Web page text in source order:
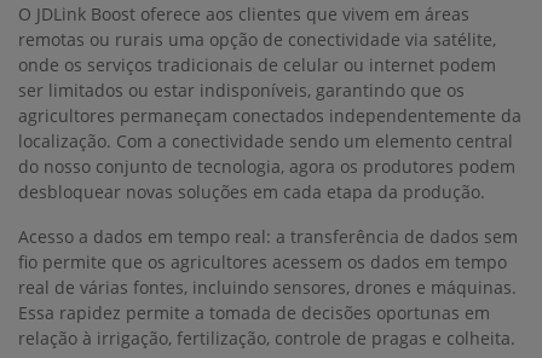
O JDLink Boost oferece aos clientes que vivem em áreas
remotas ou rurais uma opção de conectividade via satélite,
onde os serviços tradicionais de celular ou internet podem
ser limitados ou estar indisponíveis, garantindo que os
agricultores permaneçam conectados independentemente da
localização. Com a conectividade sendo um elemento central
do nosso conjunto de tecnologia, agora os produtores podem
desbloquear novas soluções em cada etapa da produção.
Acesso a dados em tempo real: a transferência de dados sem
fio permite que os agricultores acessem os dados em tempo
real de várias fontes, incluindo sensores, drones e máquinas.
Essa rapidez permite a tomada de decisões oportunas em
relação à irrigação, fertilização, controle de pragas e colheita.